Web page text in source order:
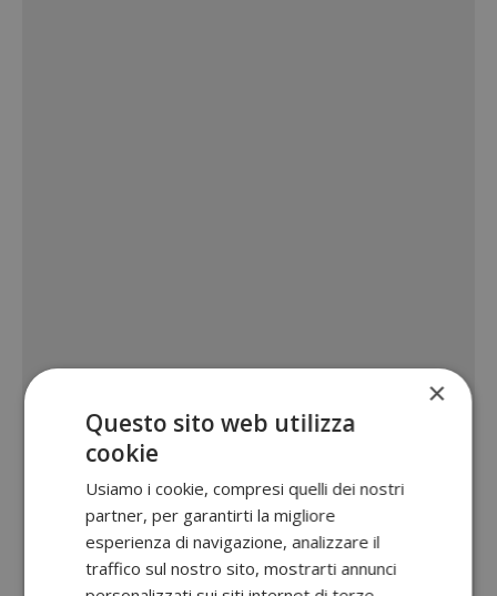
×
Questo sito web utilizza
cookie
Usiamo i cookie, compresi quelli dei nostri
partner, per garantirti la migliore
esperienza di navigazione, analizzare il
traffico sul nostro sito, mostrarti annunci